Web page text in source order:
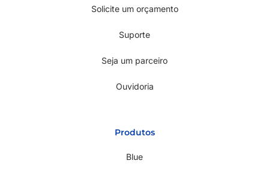
Solicite um orçamento
Suporte
Seja um parceiro
Ouvidoria
Produtos
Blue